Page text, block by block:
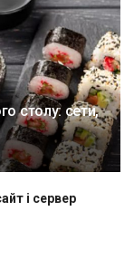
столу: сети,
і сервер